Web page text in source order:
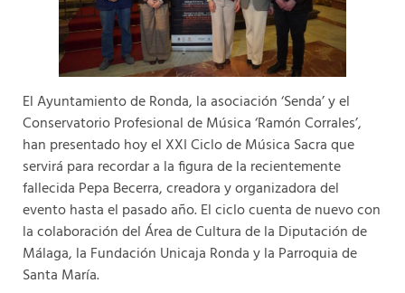
El Ayuntamiento de Ronda, la asociación ‘Senda’ y el
Conservatorio Profesional de Música ‘Ramón Corrales’,
han presentado hoy el XXI Ciclo de Música Sacra que
servirá para recordar a la figura de la recientemente
fallecida Pepa Becerra, creadora y organizadora del
evento hasta el pasado año. El ciclo cuenta de nuevo con
la colaboración del Área de Cultura de la Diputación de
Málaga, la Fundación Unicaja Ronda y la Parroquia de
Santa María.